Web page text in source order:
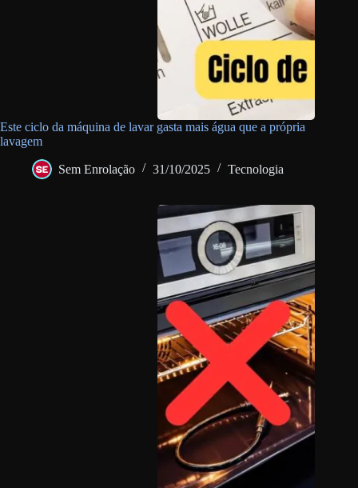
Este ciclo da máquina de lavar gasta mais água que a própria
lavagem
Sem Enrolação 31/10/2025 Tecnologia